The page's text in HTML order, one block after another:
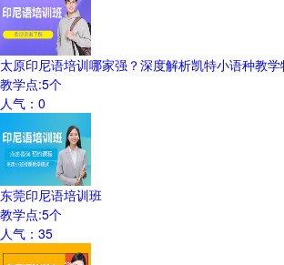
太原印尼语培训哪家强？深度解析凯特小语种教学
教学点:5个
人气： 0
东莞印尼语培训班
教学点:5个
人气： 35